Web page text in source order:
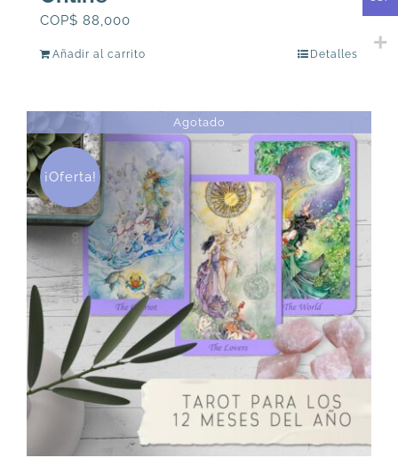
COP$ 88,000
Añadir al carrito Detalles
Agotado
¡Oferta!